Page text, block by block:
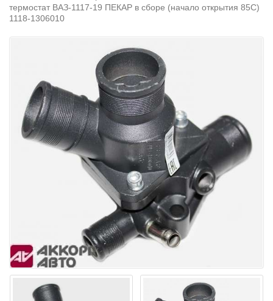
термостат ВАЗ-1117-19 ПЕКАР в сборе (начало открытия 85С)
1118-1306010